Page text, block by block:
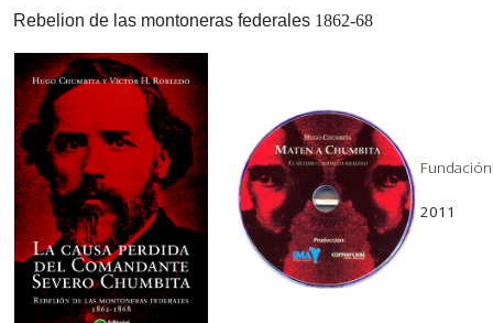
Rebelion de las montoneras federales 1862-68
2011